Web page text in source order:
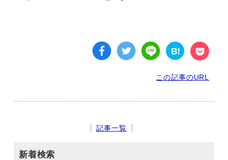
この記事のURL
記事一覧
新着検索